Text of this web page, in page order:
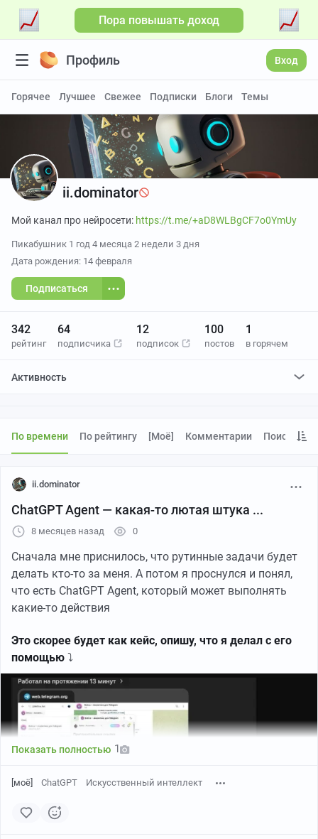
Пора повышать доход
Профиль Вход
Горячее Лучшее Свежее Подписки Блоги Темы
ii.dominator
Мой канал про нейросети: https://t.me/+aD8WLBgCF7o0YmUy
Пикабушник 1 год 4 месяца 2 недели 3 дня
Дата рождения: 14 февраля
Подписаться
342
рейтинг
64
подписчика
12
подписок
100
постов
1
в горячем
Активность
По времени По рейтингу [моё] Комментарии Поиск
ii.dominator
ChatGPT Agent — какая-то лютая штука ...
8 месяцев назад 0
Сначала мне приснилось, что рутинные задачи будет
делать кто-то за меня. А потом я проснулся и понял,
что есть ChatGPT Agent, который может выполнять
какие-то действия
Это скорее будет как кейс, опишу, что я делал с его
помощью ⤵
Показать полностью 1
[моё] ChatGPT Искусственный интеллект
Больше видео